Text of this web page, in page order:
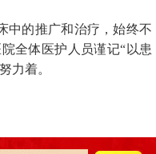
中的推广和治疗，始终不
全体医护人员谨记“以患
力着。